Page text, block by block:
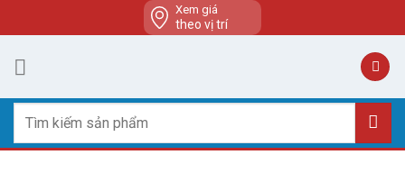
to
content
Xem giá
theo vị trí
kiếm: